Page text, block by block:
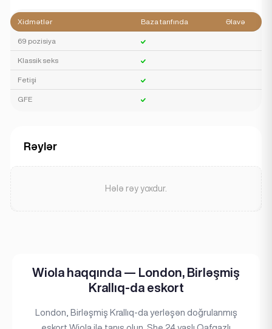
Xidmətlər Baza tarıfında Əlavə
69 pozisiya
Klassik seks
Fetişi
GFE
Rəylər
Hələ rəy yoxdur.
Wiola haqqında — London, Birləşmiş
Krallıq-da eskort
London, Birləşmiş Krallıq-da yerləşən doğrulanmış